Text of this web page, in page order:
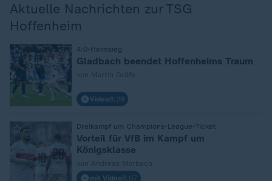
Aktuelle Nachrichten zur TSG
Hoffenheim
4:0-Heimsieg
: Gladbach beendet Hoffenheims Traum
Video8:29
Dreikampf um Champions-League-Ticket
:
Vorteil für VfB im Kampf um
Königsklasse
mit Video8:07